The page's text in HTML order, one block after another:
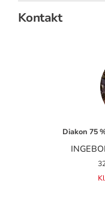
Kontakt
Diakon 75